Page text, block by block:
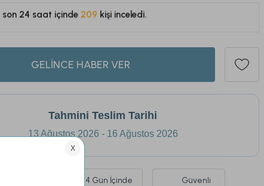
143
GELİNCE HABER VER
Tahmini Teslim Tarihi
13 Ağustos 2026 - 16 Ağustos 2026
14 Gün İçinde
Güvenli